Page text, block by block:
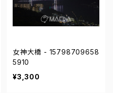
女神大橋 - 15798709658
5910
¥3,300